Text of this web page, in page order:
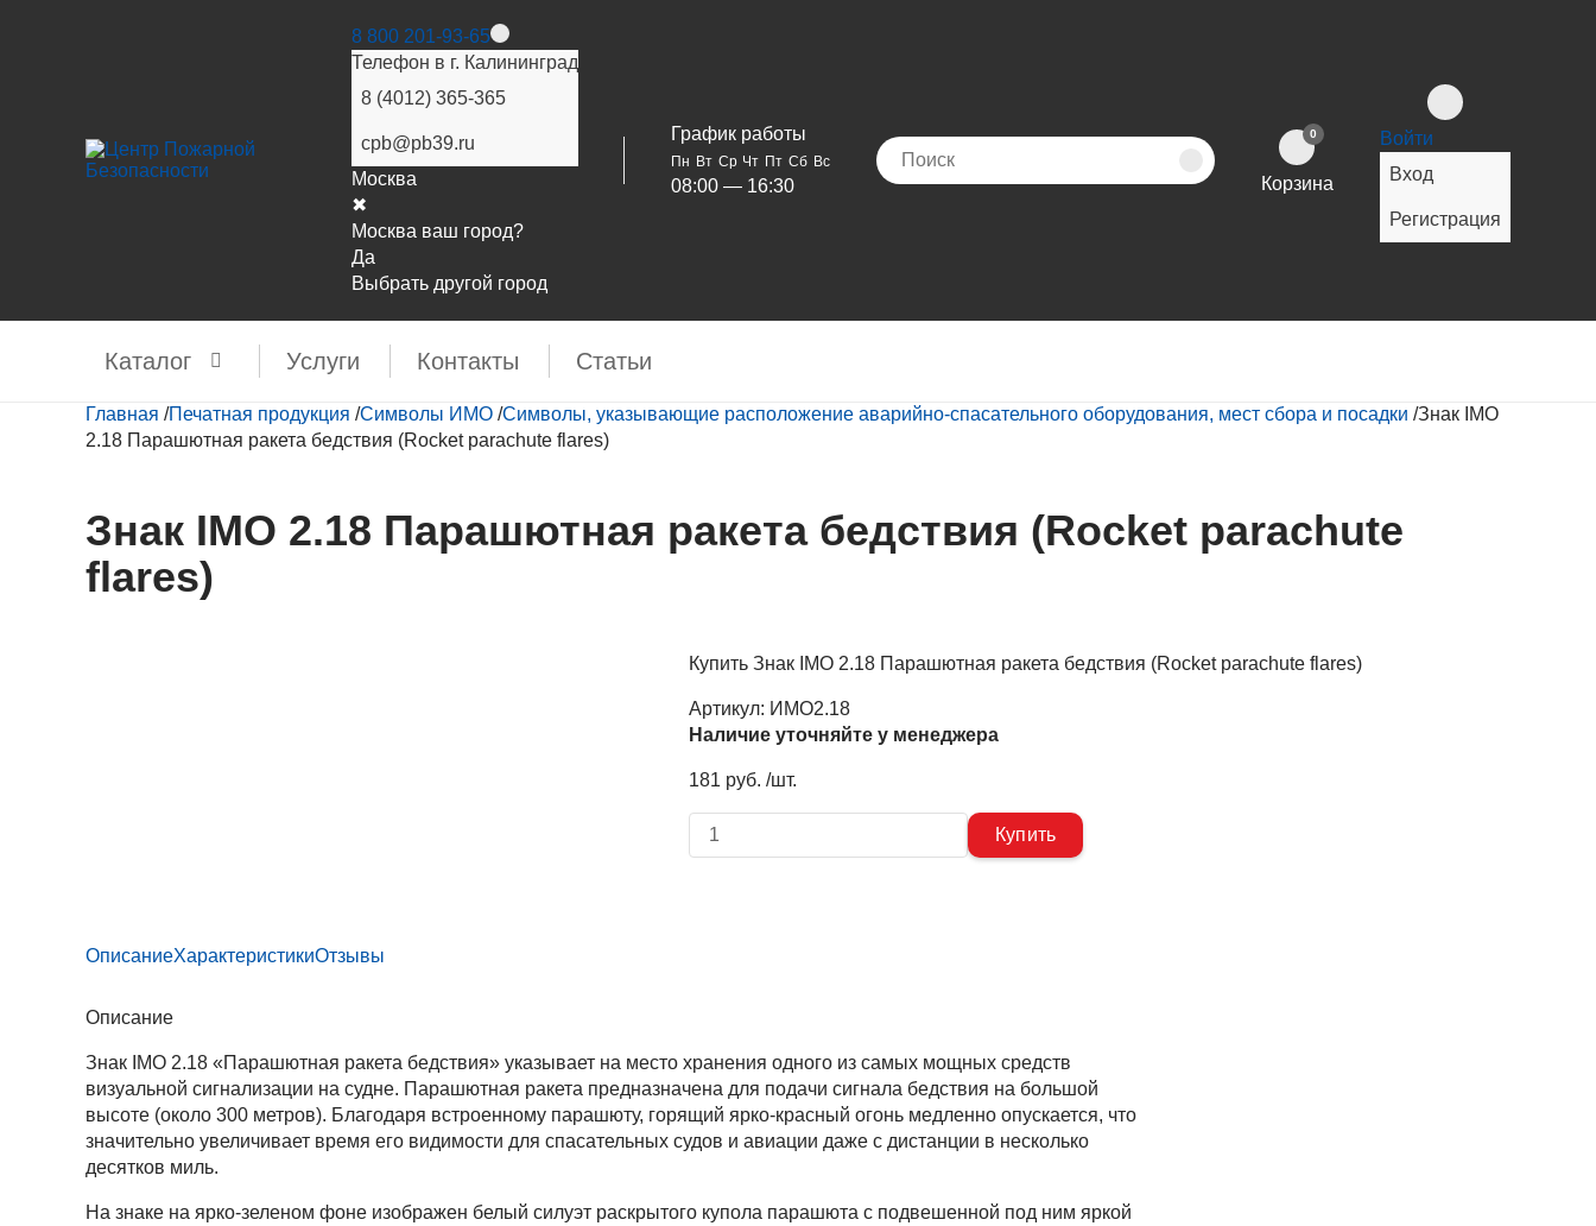
8 800 201-93-65
Телефон в г. Калининград
8 (4012) 365-365
cpb@pb39.ru
Москва
✖
Москва ваш город?
Да
Выбрать другой город
График работы
Пн Вт Ср Чт Пт Сб Вс
08:00 — 16:30
0
Корзина
Войти
Вход
Регистрация
Каталог Услуги Контакты Cтатьи
Главная /Печатная продукция /Символы ИМО /Символы, указывающие расположение аварийно-спасательного оборудования, мест сбора и посадки /Знак IMO
2.18 Парашютная ракета бедствия (Rocket parachute flares)
Знак IMO 2.18 Парашютная ракета бедствия (Rocket parachute
flares)
Купить Знак IMO 2.18 Парашютная ракета бедствия (Rocket parachute flares)
Артикул: ИМО2.18
Наличие уточняйте у менеджера
181 руб. /шт.
ОписаниеХарактеристикиОтзывы
Описание
Знак IMO 2.18 «Парашютная ракета бедствия» указывает на место хранения одного из самых мощных средств
визуальной сигнализации на судне. Парашютная ракета предназначена для подачи сигнала бедствия на большой
высоте (около 300 метров). Благодаря встроенному парашюту, горящий ярко-красный огонь медленно опускается, что
значительно увеличивает время его видимости для спасательных судов и авиации даже с дистанции в несколько
десятков миль.
На знаке на ярко-зеленом фоне изображен белый силуэт раскрытого купола парашюта с подвешенной под ним яркой